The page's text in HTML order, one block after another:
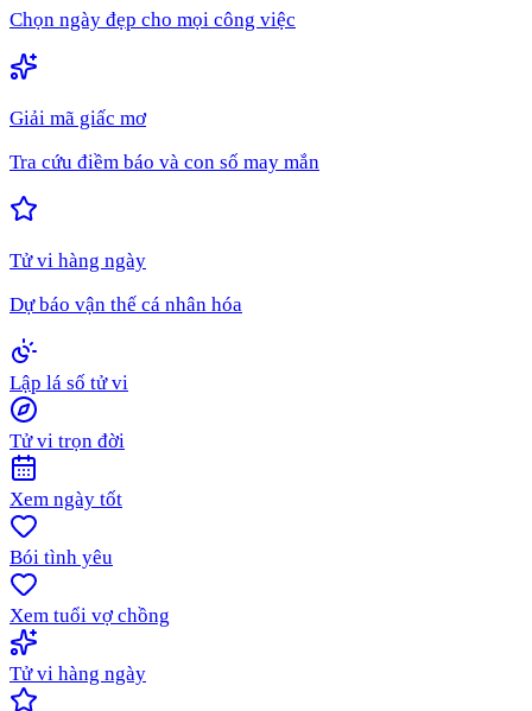
Chọn ngày đẹp cho mọi công việc
Giải mã giấc mơ
Tra cứu điềm báo và con số may mắn
Tử vi hàng ngày
Dự báo vận thế cá nhân hóa
Lập lá số tử vi
Tử vi trọn đời
Xem ngày tốt
Bói tình yêu
Xem tuổi vợ chồng
Tử vi hàng ngày